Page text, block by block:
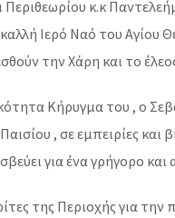
κ.κ
Ιερό Ναό του
την Χάρη και το
Κήρυγμα του , ο
, σε εμπειρίες
για ένα γρήγορο
της Περιοχής για